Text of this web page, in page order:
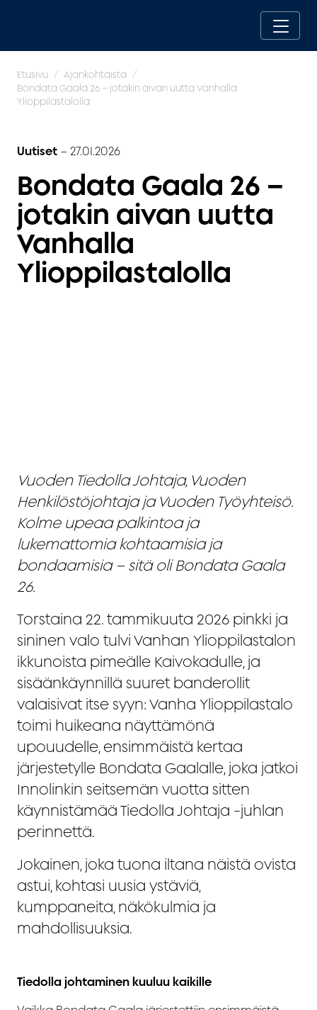
Etusivu
Ajankohtaista
Bondata Gaala 26 – jotakin aivan uutta Vanhalla
Ylioppilastalolla
Uutiset – 27.01.2026
Bondata Gaala 26 –
jotakin aivan uutta
Vanhalla
Ylioppilastalolla
Vuoden Tiedolla Johtaja, Vuoden
Henkilöstöjohtaja ja Vuoden Työyhteisö.
Kolme upeaa palkintoa ja
lukemattomia kohtaamisia ja
bondaamisia – sitä oli Bondata Gaala
26.
Torstaina 22. tammikuuta 2026 pinkki ja
sininen valo tulvi Vanhan Ylioppilastalon
ikkunoista pimeälle Kaivokadulle, ja
sisäänkäynnillä suuret banderollit
valaisivat itse syyn: Vanha Ylioppilastalo
toimi huikeana näyttämönä
upouudelle, ensimmäistä kertaa
järjestetylle Bondata Gaalalle, joka jatkoi
Innolinkin seitsemän vuotta sitten
käynnistämää Tiedolla Johtaja -juhlan
perinnettä.
Jokainen, joka tuona iltana näistä ovista
astui, kohtasi uusia ystäviä,
kumppaneita, näkökulmia ja
mahdollisuuksia.
Tiedolla johtaminen kuuluu kaikille